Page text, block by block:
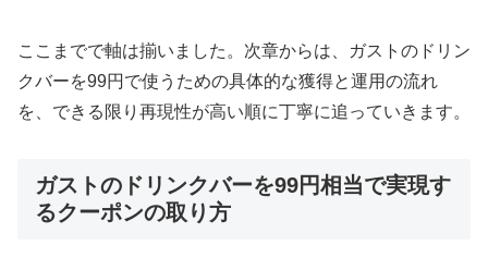
ここまでで軸は揃いました。次章からは、ガストのドリン
クバーを99円で使うための具体的な獲得と運用の流れ
を、できる限り再現性が高い順に丁寧に追っていきます。
ガストのドリンクバーを99円相当で実現す
るクーポンの取り方